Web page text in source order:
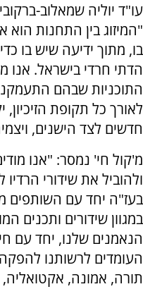
עו"ד יוליה שמאלוב-
"המיזוג בין התחנות
בו, מתוך ידיעה שיש בו
הדתי חרדי בישראל. אנו
התוכניות שבהם
לאורך כל תקופת
חדשים לצד הישנים,
מ'קול חי' נמסר: "אנו
ולהוביל את שידורי
בעז"ה יחד עם
במגוון שידורים ותכנים
הנאמנים שלנו, יחד עם
העומדים לרשותנו
תורה, אמונה,